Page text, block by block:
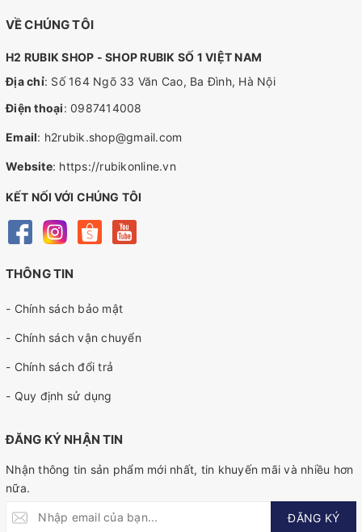
VỀ CHÚNG TÔI
H2 RUBIK SHOP - SHOP RUBIK SỐ 1 VIỆT NAM
Địa chỉ: Số 164 Ngõ 33 Văn Cao, Ba Đình, Hà Nội
Điện thoại: 0987414008
Email: h2rubik.shop@gmail.com
Website: https://rubikonline.vn
KẾT NỐI VỚI CHÚNG TÔI
THÔNG TIN
- Chính sách bảo mật
- Chính sách vận chuyển
- Chính sách đổi trả
- Quy định sử dụng
ĐĂNG KÝ NHẬN TIN
Nhận thông tin sản phẩm mới nhất, tin khuyến mãi và nhiều hơn
nữa.
ĐĂNG KÝ